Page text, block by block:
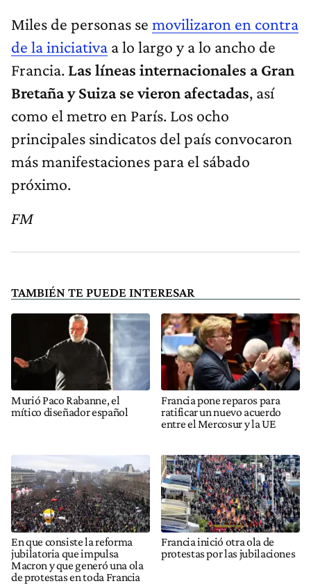
Miles de personas se movilizaron en contra
de la iniciativa a lo largo y a lo ancho de
Francia. Las líneas internacionales a Gran
Bretaña y Suiza se vieron afectadas, así
como el metro en París. Los ocho
principales sindicatos del país convocaron
más manifestaciones para el sábado
próximo.
FM
TAMBIÉN TE PUEDE INTERESAR
Murió Paco Rabanne, el
mítico diseñador español
Francia pone reparos para
ratificar un nuevo acuerdo
entre el Mercosur y la UE
En que consiste la reforma
jubilatoria que impulsa
Macron y que generó una ola
de protestas en toda Francia
Francia inició otra ola de
protestas por las jubilaciones